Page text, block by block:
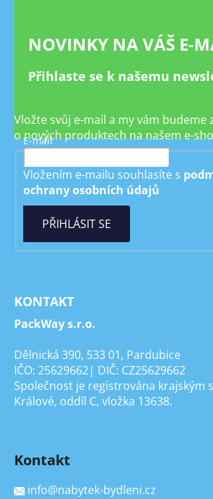
NOVINKY NA VÁŠ E-
Přihlaste se k našemu
Vložte svůj e-mail a my vám budeme
o nových produktech na našem e-
E-mail
Vložením e-mailu souhlasíte s
ochrany osobních údajů
PŘIHLÁSIT SE
KONTAKT
PackWay s.r.o.
Dělnická 390, 533 01, Pardubice
IČO: 25629662| DIČ: CZ25629662
Společnost je registrována krajským
Králové, oddíl C, vložka 13638.
Kontakt
info@nabytek-bydleni.cz